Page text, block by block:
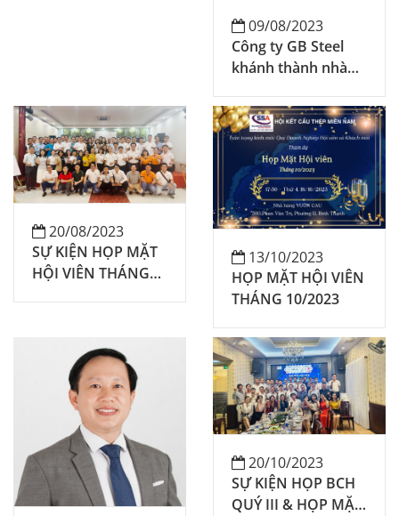
09/08/2023
Công ty GB Steel
khánh thành nhà
20/08/2023
SỰ KIỆN HỌP MẶT
HỘI VIÊN THÁNG
HÓA DOANH
NGHIỆP
13/10/2023
HỌP MẶT HỘI VIÊN
THÁNG 10/2023
20/10/2023
SỰ KIỆN HỌP BCH
QUÝ III & HỌP MẶT